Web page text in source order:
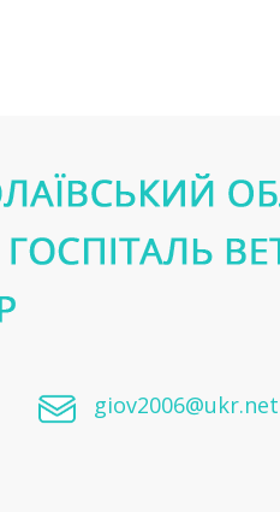
giov2006@ukr.net